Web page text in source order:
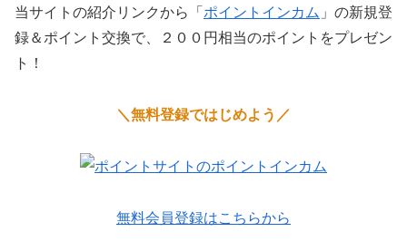
当サイトの紹介リンクから「ポイントインカム 」の新規登
録＆ポイント交換で、２００円相当のポイントをプレゼン
ト！
＼無料登録ではじめよう／
無料会員登録はこちらから